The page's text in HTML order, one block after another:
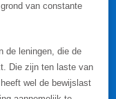
van constante
de leningen, die de
Die zijn ten laste van
wel de bewijslast